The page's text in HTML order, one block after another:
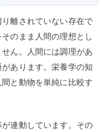
離されていない存在で
のまま人間の理想とし
ん。人間には調理があ
あります。栄養学の知
と動物を単純に比較す
連動しています。その